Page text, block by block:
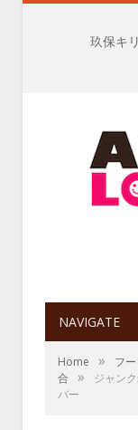
玖保キ
NAVIGATE
Home » フ
合
»
ジャン
バー